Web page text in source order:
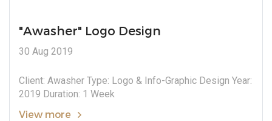
"Awasher" Logo Design
30 Aug 2019
Client: Awasher Type: Logo & Info-Graphic Design Year:
2019 Duration: 1 Week
View more